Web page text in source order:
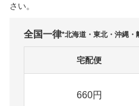
さい。
全国一律*北海道・東北・沖縄・
宅配便
660円